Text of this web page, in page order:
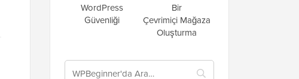
WordPress
Güvenliği
Bir
Çevrimiçi Mağaza
Oluşturma